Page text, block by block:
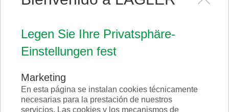
Legen Sie Ihre Privatsphäre-
Einstellungen fest
Marketing
En esta página se instalan cookies técnicamente
necesarias para la prestación de nuestros
servicios. Las cookies y los mecanismos de